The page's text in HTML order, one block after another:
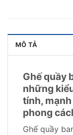
MÔ TẢ
Ghế quầy
những
tính,
phong
Ghế quầy